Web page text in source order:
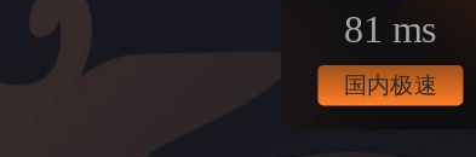
81 ms
国内极速